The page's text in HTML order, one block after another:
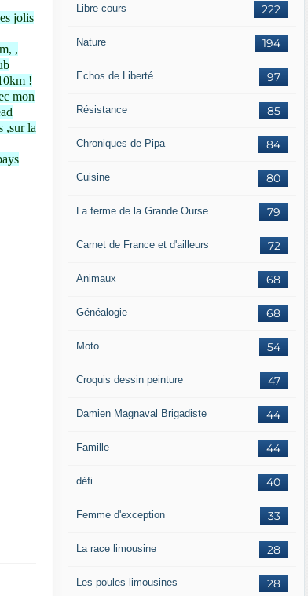
jolis
,
!
mon
,sur la
222
Libre cours
194
Nature
97
Echos de Liberté
85
Résistance
84
Chroniques de Pipa
80
Cuisine
79
La ferme de la Grande Ourse
72
Carnet de France et d'ailleurs
68
Animaux
68
Généalogie
54
Moto
47
Croquis dessin peinture
44
Damien Magnaval Brigadiste
44
Famille
40
défi
33
Femme d'exception
28
La race limousine
28
Les poules limousines